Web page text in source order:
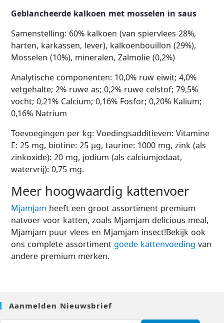
Geblancheerde kalkoen met mosselen in saus
Samenstelling: 60% kalkoen (van spiervlees 28%,
harten, karkassen, lever), kalkoenbouillon (29%),
Mosselen (10%), mineralen, Zalmolie (0,2%)
Analytische componenten: 10,0% ruw eiwit; 4,0%
vetgehalte; 2% ruwe as; 0,2% ruwe celstof; 79,5%
vocht; 0,21% Calcium; 0,16% Fosfor; 0,20% Kalium;
0,16% Natrium
Toevoegingen per kg: Voedingsadditieven: Vitamine
E: 25 mg, biotine: 25 µg, taurine: 1000 mg, zink (als
zinkoxide): 20 mg, jodium (als calciumjodaat,
watervrij): 0,75 mg.
Meer hoogwaardig kattenvoer
Mjamjam heeft een groot assortiment premium
natvoer voor katten, zoals Mjamjam delicious meal,
Mjamjam puur vlees en Mjamjam insect!Bekijk ook
ons ​​complete assortimentgoede kattenvoeding van
andere premium merken.
Aanmelden Nieuwsbrief